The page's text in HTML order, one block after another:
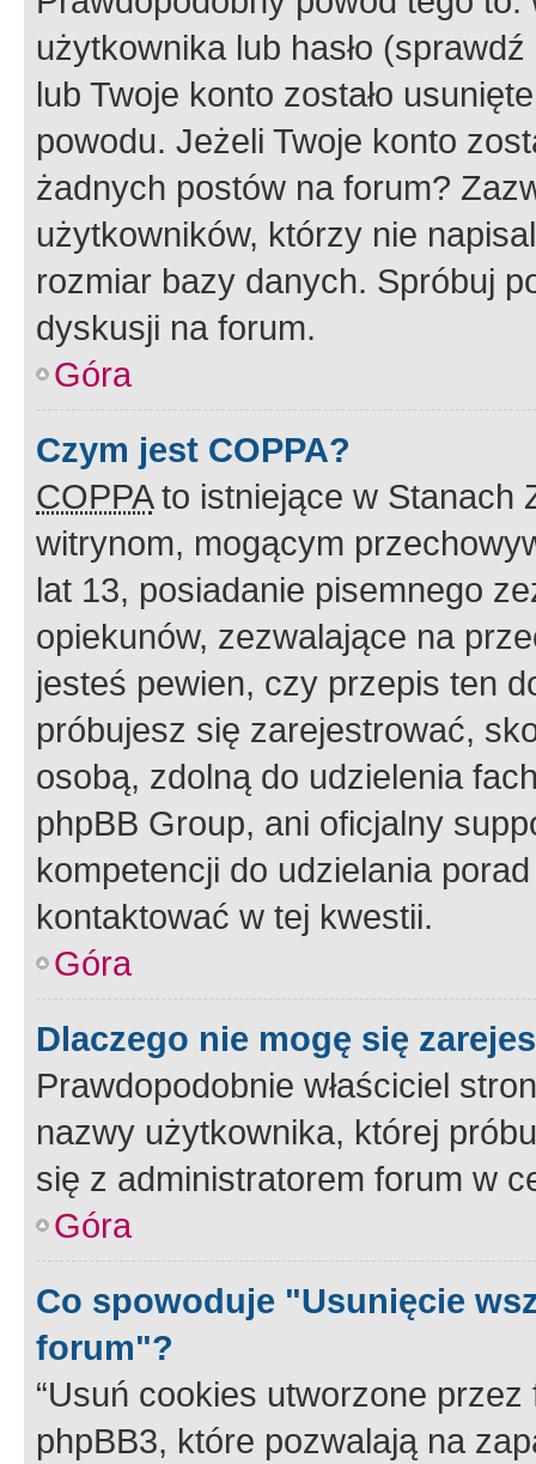
użytkownika lub hasło
lub Twoje konto zostało
powodu. Jeżeli Twoje konto
żadnych postów na forum?
użytkowników, którzy nie
rozmiar bazy danych. Spróbuj
dyskusji na forum.
Góra
Czym jest COPPA?
COPPAto istniejące w Stanach
witrynom, mogącym
lat 13, posiadanie pisemnego
opiekunów, zezwalające na
jesteś pewien, czy przepis ten
próbujesz się zarejestrować,
osobą, zdolną do udzielenia
phpBB Group, ani oficjalny
kompetencji do udzielania
kontaktować w tej kwestii.
Góra
Dlaczego nie mogę się
Prawdopodobnie właściciel
nazwy użytkownika, której
się z administratorem forum w
Góra
Co spowoduje "Usunięcie
forum"?
“Usuń cookies utworzone
phpBB3, które pozwalają na